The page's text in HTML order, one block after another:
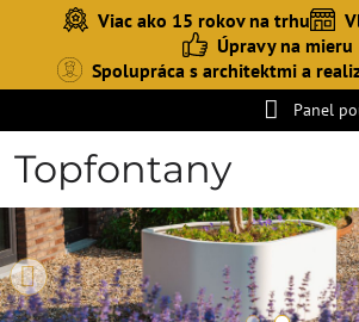
Viac ako 15 rokov na trhu
Úpravy na mieru
Spolupráca s architektmi a
Panel
Topfontany